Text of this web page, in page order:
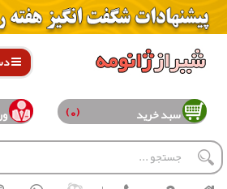
سبد خرید